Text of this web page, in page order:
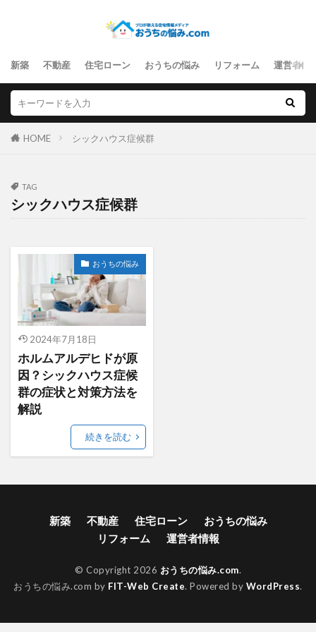
新築 不動産 住宅ローン おうちの悩み リフォーム 運営者情
HOME シックハウス症候群
TAG
シックハウス症候群
おうちの悩み
2024年7月18日
ホルムアルデヒドが原
因？シックハウス症候
群の症状と対策方法を
解説
続きを読む
新築 不動産 住宅ローン
おうちの悩み
リフォーム
運営者情報
© Copyright 2026 おうちの悩み.com.
おうちの悩み.com by FIT-Web Create. Powered by WordPress.